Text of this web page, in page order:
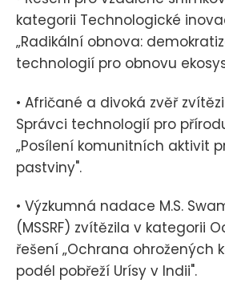
kategorii Technologické
„Radikální obnova:
technologií pro obnovu
• Afričané a divoká zvěř
Správci technologií pro
„Posílení komunitních aktivit
pastviny".
• Výzkumná nadace M.S.
(MSSRF) zvítězila v kategorii
řešení „Ochrana ohrožených
podél pobřeží Urísy v Indii".